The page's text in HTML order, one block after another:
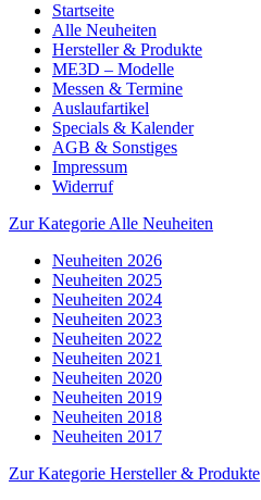
Startseite
Alle Neuheiten
Hersteller & Produkte
ME3D – Modelle
Messen & Termine
Auslaufartikel
Specials & Kalender
AGB & Sonstiges
Impressum
Widerruf
Zur Kategorie Alle Neuheiten
Neuheiten 2026
Neuheiten 2025
Neuheiten 2024
Neuheiten 2023
Neuheiten 2022
Neuheiten 2021
Neuheiten 2020
Neuheiten 2019
Neuheiten 2018
Neuheiten 2017
Zur Kategorie Hersteller & Produkte